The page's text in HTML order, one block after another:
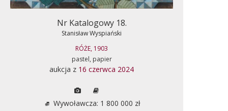
Nr Katalogowy 18.
Stanisław Wyspiański
RÓŻE, 1903
pastel, papier
aukcja z 16 czerwca 2024
Wywoławcza: 1 800 000 zł